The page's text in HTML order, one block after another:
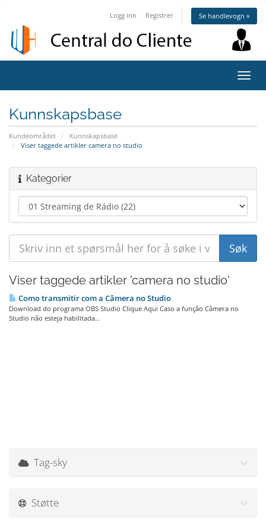
Logg inn Registrer Se handlevogn »
Bytt
Kunnskapsbase
Kundeområdet
Kunnskapsbase
Viser taggede artikler camera no studio
Kategorier
Viser taggede artikler 'camera no studio'
Como transmitir com a Câmera no Studio
Download do programa OBS Studio Clique Aqui Caso a função Câmera no
Studio não esteja habilitada...
Tag-sky
Støtte